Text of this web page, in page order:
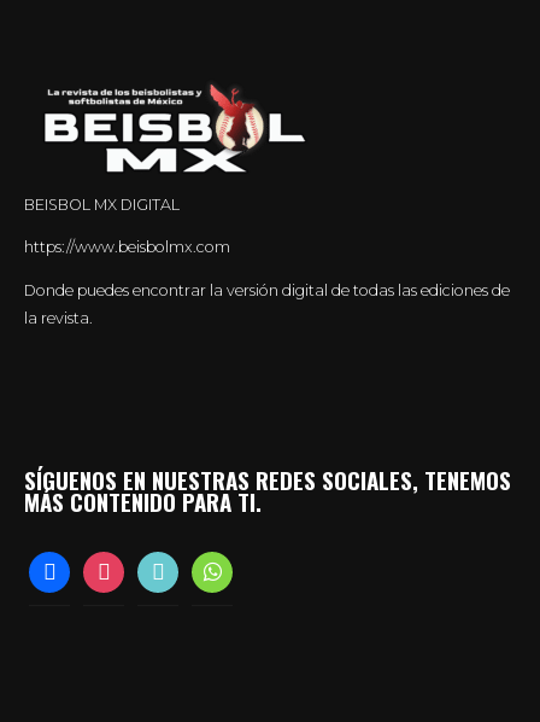
BEISBOL MX DIGITAL
https://www.beisbolmx.com
Donde puedes encontrar la versión digital de todas las ediciones de
la revista.
SÍGUENOS EN NUESTRAS REDES SOCIALES, TENEMOS
MÁS CONTENIDO PARA TI.
facebookinstagramtiktok whatsapp